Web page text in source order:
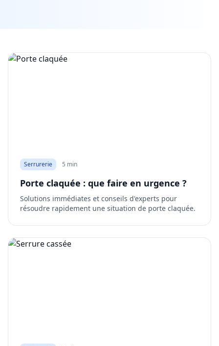
Serrurerie 5 min
Porte claquée : que faire en urgence ?
Solutions immédiates et conseils d'experts pour
résoudre rapidement une situation de porte claquée.